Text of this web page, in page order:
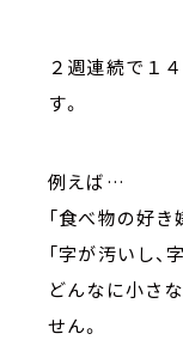
２週連続で１
す。
例えば…
「食べ物の好
「字が汚いし
どんなに小さ
せん。